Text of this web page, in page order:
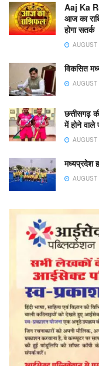
Aaj Ka
आज का
होगा सतर्क
विकसित
छत्तीसगढ़
में होने वाले
मध्यप्रदेश